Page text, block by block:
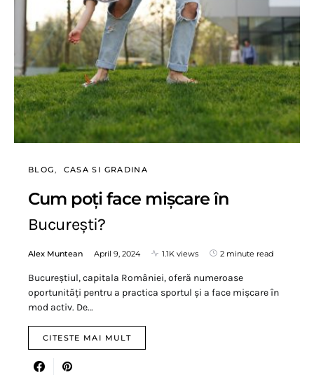
BLOG CASA SI GRADINA
Cum poți face mișcare în
București?
Alex Muntean April 9, 2024 1.1K views 2 minute read
Bucureștiul, capitala României, oferă numeroase
oportunități pentru a practica sportul și a face mișcare în
mod activ. De…
CITESTE MAI MULT